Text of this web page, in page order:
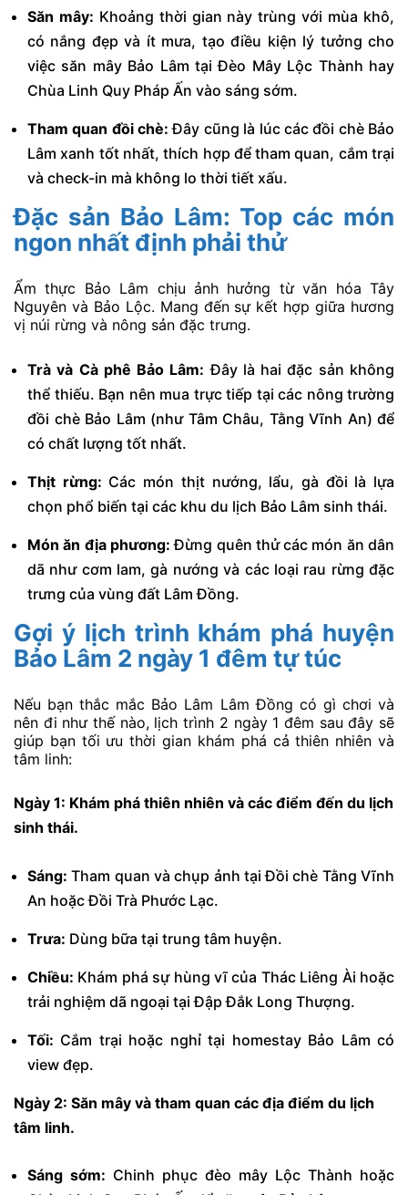
Săn mây: Khoảng thời gian này trùng với mùa khô,
có nắng đẹp và ít mưa, tạo điều kiện lý tưởng cho
việc săn mây Bảo Lâm tại Đèo Mây Lộc Thành hay
Chùa Linh Quy Pháp Ấn vào sáng sớm.
Tham quan đồi chè: Đây cũng là lúc các đồi chè Bảo
Lâm xanh tốt nhất, thích hợp để tham quan, cắm trại
và check-in mà không lo thời tiết xấu.
Đặc sản Bảo Lâm: Top các món
ngon nhất định phải thử
Ẩm thực Bảo Lâm chịu ảnh hưởng từ văn hóa Tây
Nguyên và Bảo Lộc. Mang đến sự kết hợp giữa hương
vị núi rừng và nông sản đặc trưng.
Trà và Cà phê Bảo Lâm: Đây là hai đặc sản không
thể thiếu. Bạn nên mua trực tiếp tại các nông trường
đồi chè Bảo Lâm (như Tâm Châu, Tằng Vĩnh An) để
có chất lượng tốt nhất.
Thịt rừng: Các món thịt nướng, lẩu, gà đồi là lựa
chọn phổ biến tại các khu du lịch Bảo Lâm sinh thái.
Món ăn địa phương: Đừng quên thử các món ăn dân
dã như cơm lam, gà nướng và các loại rau rừng đặc
trưng của vùng đất Lâm Đồng.
Gợi ý lịch trình khám phá huyện
Bảo Lâm 2 ngày 1 đêm tự túc
Nếu bạn thắc mắc Bảo Lâm Lâm Đồng có gì chơi và
nên đi như thế nào, lịch trình 2 ngày 1 đêm sau đây sẽ
giúp bạn tối ưu thời gian khám phá cả thiên nhiên và
tâm linh:
Ngày 1: Khám phá thiên nhiên và các điểm đến du lịch
sinh thái.
Sáng: Tham quan và chụp ảnh tại Đồi chè Tằng Vĩnh
An hoặc Đồi Trà Phước Lạc.
Trưa: Dùng bữa tại trung tâm huyện.
Chiều: Khám phá sự hùng vĩ của Thác Liêng Ài hoặc
trải nghiệm dã ngoại tại Đập Đắk Long Thượng.
Tối: Cắm trại hoặc nghỉ tại homestay Bảo Lâm có
view đẹp.
Ngày 2: Săn mây và tham quan các địa điểm du lịch
tâm linh.
Sáng sớm: Chinh phục đèo mây Lộc Thành hoặc